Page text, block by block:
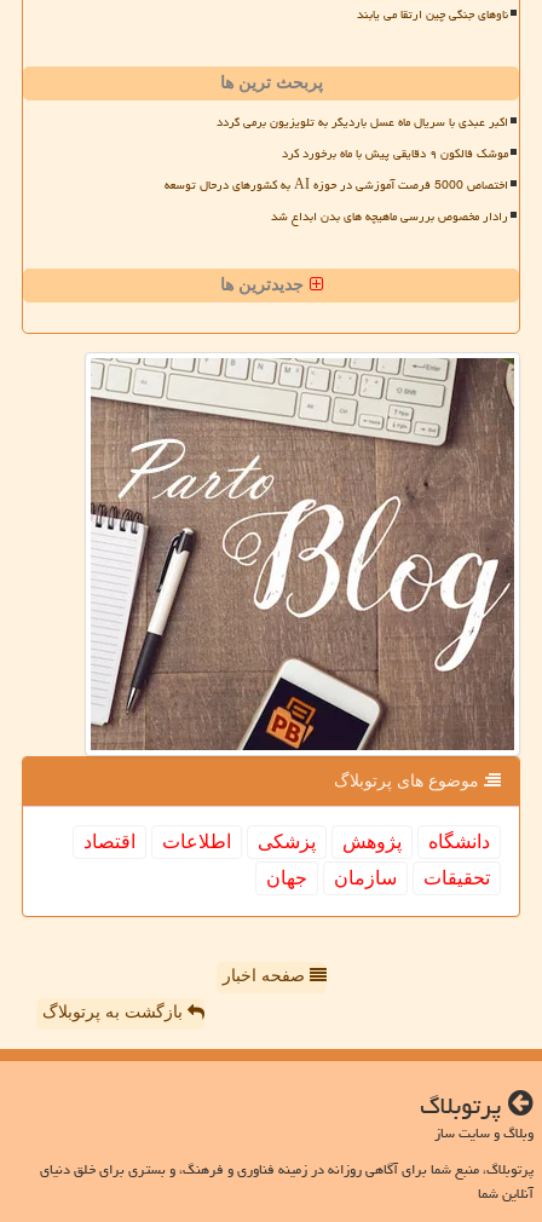
ناوهای جنگی چین ارتقا می یابند
پربحث ترین ها
اکبر عبدی با سریال ماه عسل باردیگر به تلویزیون برمی گردد
موشک فالکون ۹ دقایقی پیش با ماه برخورد کرد
اختصاص 5000 فرصت آموزشی در حوزه AI به کشورهای درحال توسعه
رادار مخصوص بررسی ماهیچه های بدن ابداع شد
جدیدترین ها
موضوع های پرتوبلاگ
دانشگاه پژوهش پزشكی اطلاعات
اقتصاد
تحقیقات
سازمان جهان
صفحه اخبار
بازگشت به پرتوبلاگ
پرتوبلاگ
وبلاگ و سایت ساز
پرتوبلاگ، منبع شما برای آگاهی روزانه در زمینه فناوری و فرهنگ، و بستری برای خلق دنیای
آنلاین شما